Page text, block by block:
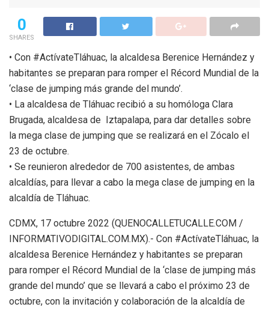
0
SHARES
• Con #ActívateTláhuac, la alcaldesa Berenice Hernández y
habitantes se preparan para romper el Récord Mundial de la
‘clase de jumping más grande del mundo’.
• La alcaldesa de Tláhuac recibió a su homóloga Clara
Brugada, alcaldesa de Iztapalapa, para dar detalles sobre
la mega clase de jumping que se realizará en el Zócalo el
23 de octubre.
• Se reunieron alrededor de 700 asistentes, de ambas
alcaldías, para llevar a cabo la mega clase de jumping en la
alcaldía de Tláhuac.
CDMX, 17 octubre 2022 (QUENOCALLETUCALLE.COM /
INFORMATIVODIGITAL.COM.MX).- Con #ActívateTláhuac, la
alcaldesa Berenice Hernández y habitantes se preparan
para romper el Récord Mundial de la ‘clase de jumping más
grande del mundo’ que se llevará a cabo el próximo 23 de
octubre, con la invitación y colaboración de la alcaldía de